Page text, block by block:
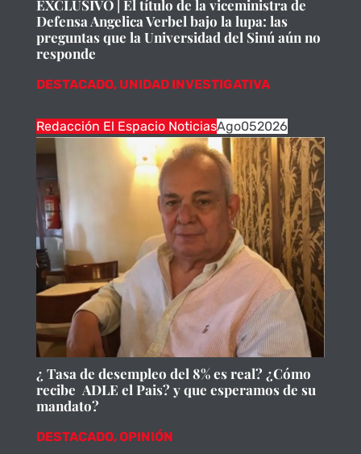
EXCLUSIVO | El título de la viceministra de
Defensa Angelica Verbel bajo la lupa: las
preguntas que la Universidad del Sinú aún no
responde
DESTACADO, UNIDAD INVESTIGATIVA
Redacción El Espacio NoticiasAgo052026
¿ Tasa de desempleo del 8% es real? ¿Cómo
recibe ADLE el Pais? y que esperamos de su
mandato?
DESTACADO,OPINIÓN